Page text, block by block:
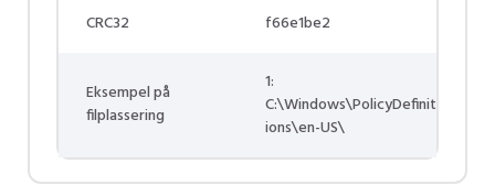
CRC32 f66e1be2
Eksempel på
filplassering
1:
C:\Windows\PolicyDefinit
ions\en-US\